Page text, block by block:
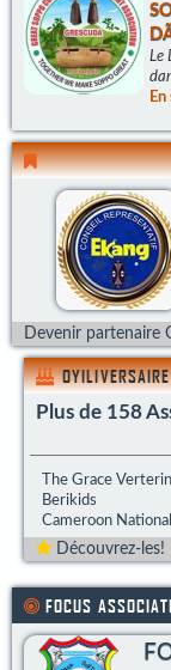
Le
Devenir partenaire
OYILIVERSAIRE
Plus de 158
The Grace
Berikids
Cameroon
Découvrez-les!
FOCUS